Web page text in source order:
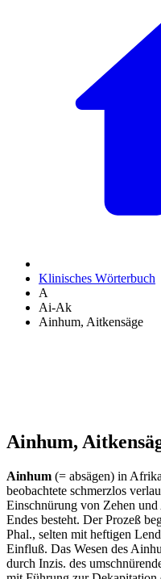
Klinisches Wörterbuch
A
Ai-Ak
Ainhum, Aitkensäge
Ainhum,
Ainhum (= absägen) in
beobachtete schmerzlos
Einschnürung von Zehen
Endes besteht. Der Prozeß
Phal., selten mit heftigen
Einfluß. Das Wesen des
durch Inzis. des